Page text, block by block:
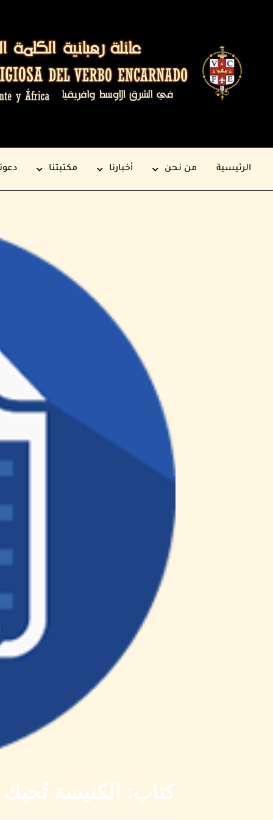
الرئيسية من نحن أخبارنا مكتبتنا
كتاب: الكنيسة تُحبك